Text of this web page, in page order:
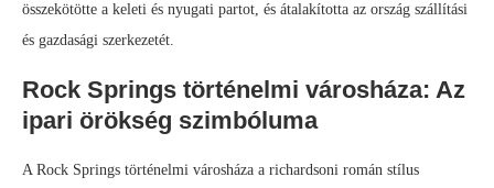
összekötötte a keleti és nyugati partot, és átalakította az ország szállítási
és gazdasági szerkezetét.
Rock Springs történelmi városháza: Az
ipari örökség szimbóluma
A Rock Springs történelmi városháza a richardsoni román stílus